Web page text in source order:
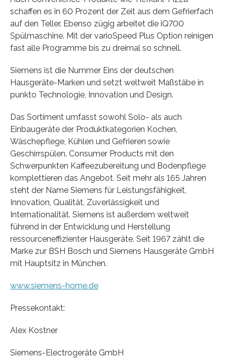
schaffen es in 60 Prozent der Zeit aus dem Gefrierfach
auf den Teller. Ebenso zügig arbeitet die iQ700
Spülmaschine. Mit der varioSpeed Plus Option reinigen
fast alle Programme bis zu dreimal so schnell.
Siemens ist die Nummer Eins der deutschen
Hausgeräte-Marken und setzt weltweit Maßstäbe in
punkto Technologie, Innovation und Design.
Das Sortiment umfasst sowohl Solo- als auch
Einbaugeräte der Produktkategorien Kochen,
Wäschepflege, Kühlen und Gefrieren sowie
Geschirrspülen. Consumer Products mit den
Schwerpunkten Kaffeezubereitung und Bodenpflege
komplettieren das Angebot. Seit mehr als 165 Jahren
steht der Name Siemens für Leistungsfähigkeit,
Innovation, Qualität, Zuverlässigkeit und
Internationalität. Siemens ist außerdem weltweit
führend in der Entwicklung und Herstellung
ressourceneffizienter Hausgeräte. Seit 1967 zählt die
Marke zur BSH Bosch und Siemens Hausgeräte GmbH
mit Hauptsitz in München.
www.siemens-home.de
Pressekontakt:
Alex Kostner
Siemens-Electrogeräte GmbH